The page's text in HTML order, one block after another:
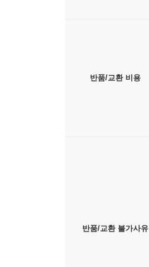
반품/교환 비용
반품/교환 불가사유